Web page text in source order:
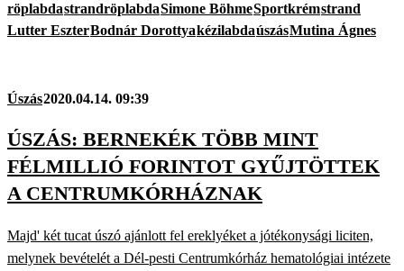
röplabdastrandröplabdaSimone BöhmeSportkrémstrand
Lutter EszterBodnár DorottyakézilabdaúszásMutina Ágnes
Úszás2020.04.14. 09:39
ÚSZÁS: BERNEKÉK TÖBB MINT
FÉLMILLIÓ FORINTOT GYŰJTÖTTEK
A CENTRUMKÓRHÁZNAK
Majd' két tucat úszó ajánlott fel ereklyéket a jótékonysági liciten,
melynek bevételét a Dél-pesti Centrumkórház hematológiai intézete